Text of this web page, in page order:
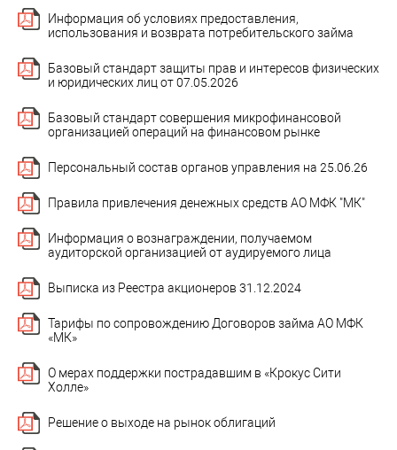
Информация об условиях предоставления,
использования и возврата потребительского займа
Базовый стандарт защиты прав и интересов физических
и юридических лиц от 07.05.2026
Базовый стандарт совершения микрофинансовой
организацией операций на финансовом рынке
Персональный состав органов управления на 25.06.26
Правила привлечения денежных средств АО МФК "МК"
Информация о вознаграждении, получаемом
аудиторской организацией от аудируемого лица
Выписка из Реестра акционеров 31.12.2024
Тарифы по сопровождению Договоров займа АО МФК
«МК»
О мерах поддержки пострадавшим в «Крокус Сити
Холле»
Решение о выходе на рынок облигаций